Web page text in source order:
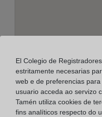
Enderezo:
El Colegio de
estritamente necesarias
web e de preferencias
usuario acceda ao servizo
Tamén utiliza cookies de
fins analíticos respecto do